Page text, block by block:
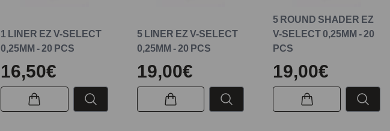
1 LINER EZ V-SELECT
0,25MM - 20 PCS
16,50€
5 LINER EZ V-SELECT
0,25MM - 20 PCS
19,00€
5 ROUND SHADER EZ
V-SELECT 0,25MM - 20
PCS
19,00€